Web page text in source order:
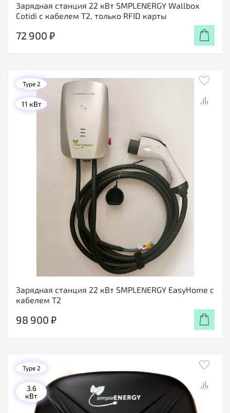
Зарядная станция 22 кВт SMPLENERGY Wallbox
Cotidi с кабелем Т2, только RFID карты
72 900 ₽
Зарядная станция 22 кВт SMPLENERGY EasyHome с
кабелем T2
Type 2
11 кВт
98 900 ₽
Type 2
3.6
кВт